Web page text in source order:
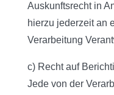
Auskunftsrecht in
hierzu jederzeit an
Verarbeitung
c) Recht auf
Jede von der